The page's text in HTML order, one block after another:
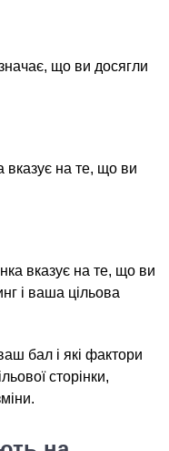
що ви досягли
вказує на те, що ви
вказує на те, що ви
і ваша цільова
бал і які фактори
сторінки,